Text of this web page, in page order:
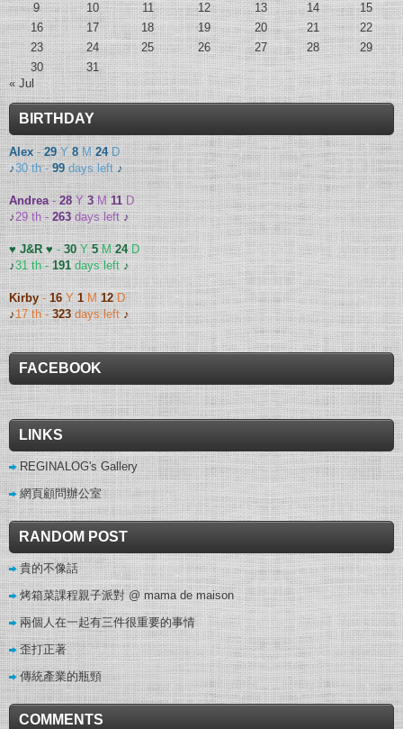
9
10 11 12 13 14
15
16
17 18 19 20 21
22
23
24 25 26 27 28
29
30
31
« Jul
BIRTHDAY
Alex-29Y8M24D
♪30 th -99days left♪
Andrea-28Y3M11D
♪29 th -263days left♪
♥ J&R ♥-30Y5M24D
♪31 th -191 days left♪
Kirby-16 Y 1M12D
♪17 th -323days left♪
FACEBOOK
LINKS
REGINALOG's Gallery
網頁顧問辦公室
RANDOM POST
貴的不像話
烤箱菜課程親子派對 @ mama de maison
兩個人在一起有三件很重要的事情
歪打正著
傳統產業的瓶頸
COMMENTS